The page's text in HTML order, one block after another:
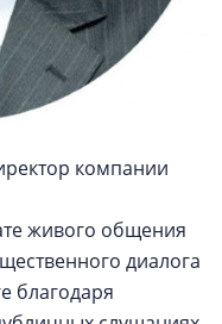
компании
живого общения
диалога
благодаря